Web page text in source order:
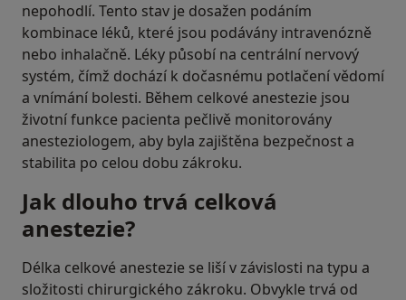
nepohodlí. Tento stav je dosažen podáním
kombinace léků, které jsou podávány intravenózně
nebo inhalačně. Léky působí na centrální nervový
systém, čímž dochází k dočasnému potlačení vědomí
a vnímání bolesti. Během celkové anestezie jsou
životní funkce pacienta pečlivě monitorovány
anesteziologem, aby byla zajištěna bezpečnost a
stabilita po celou dobu zákroku.
Jak dlouho trvá celková
anestezie?
Délka celkové anestezie se liší v závislosti na typu a
složitosti chirurgického zákroku. Obvykle trvá od